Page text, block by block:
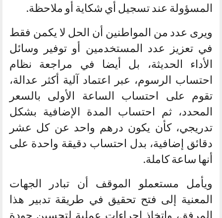
المسؤولة عند تسجيل أي شكاية أو ملاحظة.
ويرى عدد من المواطنين أن الحل لا يكمن فقط
في تعزيز عدد المستخدمين أو توفير وسائل
الأداء الحديثة، بل أيضا في مراجعة نظام
احتساب الرسوم، عبر اعتماد آلية أكثر عدالة،
تقوم على احتساب الساعة الأولى بالسعر
المحدد، ثم احتساب المدة الإضافية بشكل
تدريجي، كأن يكون درهم واحد عن كل عشر
دقائق إضافية، بدل احتساب دقيقة واحدة على
أنها ساعة كاملة.
ويأمل مستعملو الموقف أن تبادر الجهات
المعنية إلى فتح تحقيق في طريقة تدبير هذا
المرفق، واتخاذ إجراءات عملية لتحسين جودة